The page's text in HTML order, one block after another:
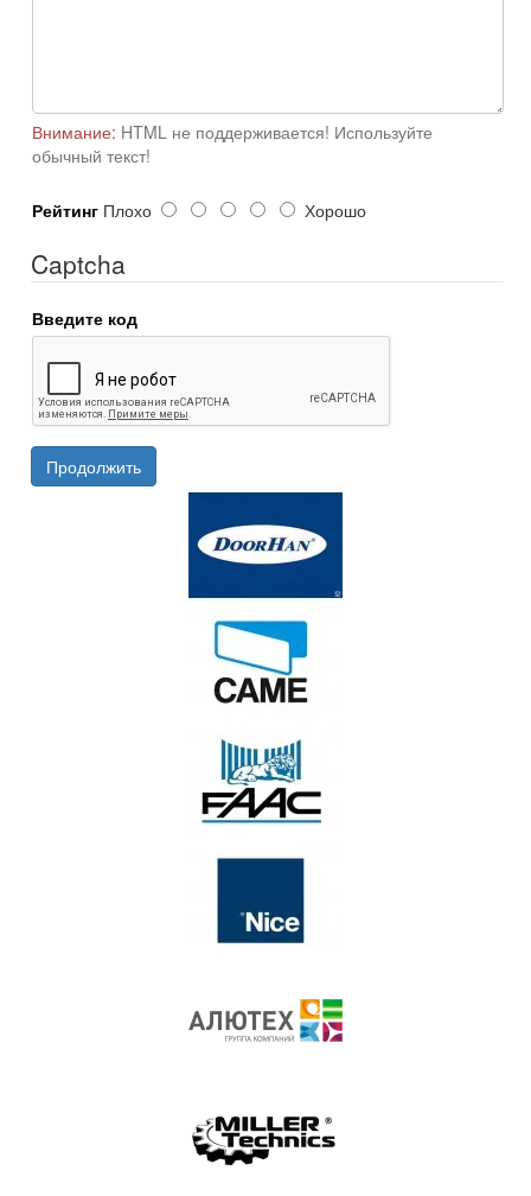
Внимание: HTML не поддерживается! Используйте
обычный текст!
Рейтинг Плохо Хорошо
Captcha
Введите код
Продолжить